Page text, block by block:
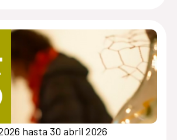
hasta 30 abril 2026